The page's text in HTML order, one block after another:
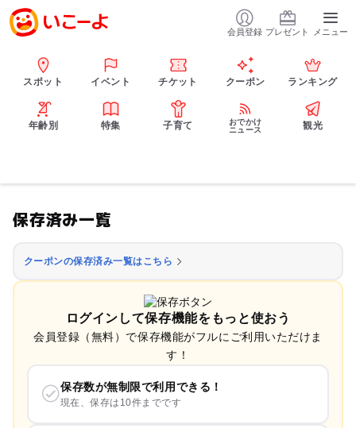
会員登録 プレゼント メニュー
スポット イベント チケット クーポン ランキング
年齢別 特集 子育て
おでかけ
ニュース
観光
保存済み一覧
クーポンの保存済み一覧はこちら
ログインして保存機能をもっと使おう
会員登録（無料）で保存機能がフルにご利用いただけま
す！
保存数が無制限で利用できる！
現在、保存は10件までです